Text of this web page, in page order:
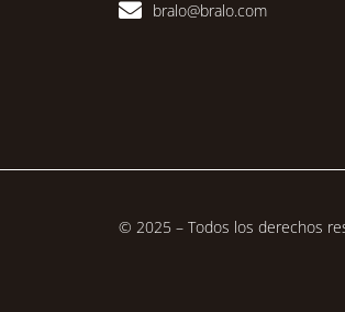
 bralo@bralo.com
© 2025 – Todos los derechos